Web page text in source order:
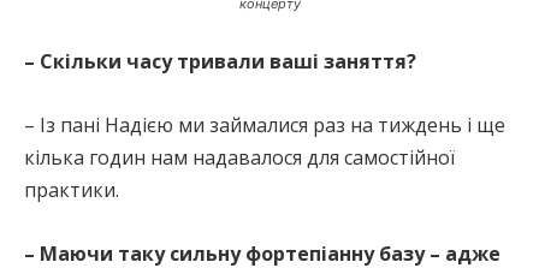
концерту
– Скільки часу тривали ваші заняття?
– Із пані Надією ми займалися раз на тиждень і ще
кілька годин нам надавалося для самостійної
практики.
– Маючи таку сильну фортепіанну базу – адже